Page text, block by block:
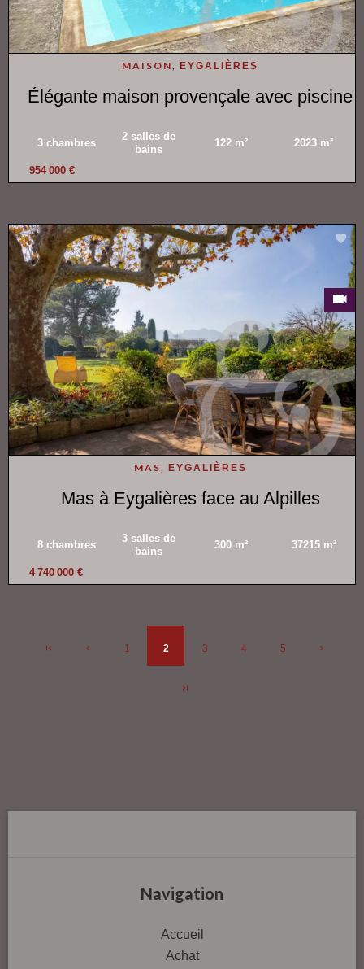
MAISON, EYGALIÈRES
Élégante maison provençale avec piscine
3 chambres
2 salles de
bains
122 m² 2023 m²
954 000 €
MAS, EYGALIÈRES
Mas à Eygalières face au Alpilles
8 chambres
3 salles de
bains
300 m² 37215 m²
4 740 000 €
1 2 3 4 5
Navigation
Accueil
Achat